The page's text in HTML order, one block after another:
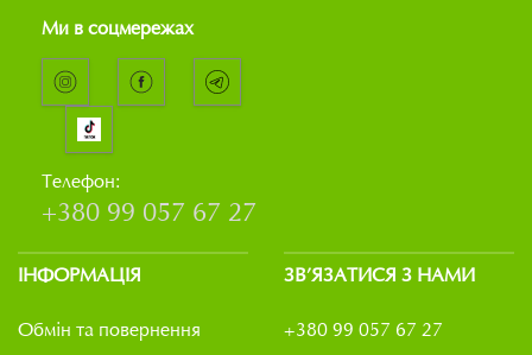
Ми в соцмережах
Телефон:
+380 99 057 67 27
ІНФОРМАЦІЯ
Обмін та повернення
ЗВ’ЯЗАТИСЯ З НАМИ
+380 99 057 67 27